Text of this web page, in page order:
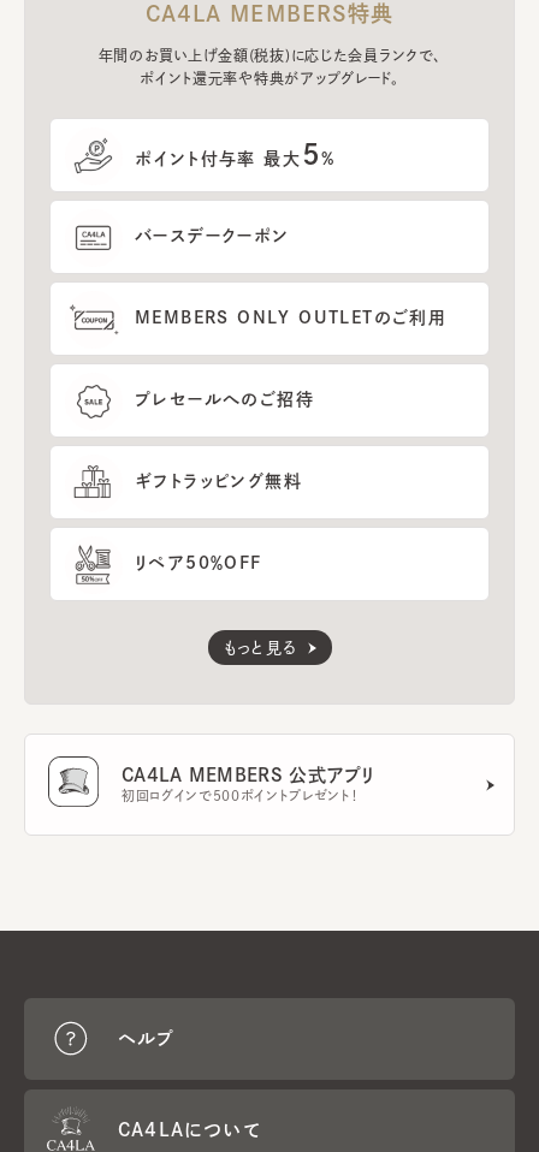
CA4LA MEMBERS特典
年間のお買い上げ金額(税抜)に応じた会員ランクで、
ポイント還元率や特典がアップグレード。
ポイント付与率 最大 5%
バースデークーポン
MEMBERS ONLY OUTLETのご利用
プレセールへのご招待
ギフトラッピング無料
リペア50％OFF
もっと見る
CA4LA MEMBERS 公式アプリ
初回ログインで500ポイントプレゼント！
ヘルプ
CA4LAについて